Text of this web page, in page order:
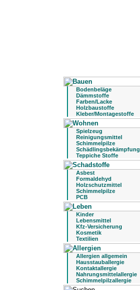
Bodenbeläge
Dämmstoffe
Farben/Lacke
Holzbaustoffe
Kleber/Montagestoffe
Spielzeug
Reinigungsmittel
Schimmelpilze
Schädlingsbekämpfung
Teppiche Stoffe
Asbest
Formaldehyd
Holzschutzmittel
Schimmelpilze
PCB
Kinder
Lebensmittel
Kfz-Versicherung
Kosmetik
Textilien
Allergien allgemein
Hausstauballergie
Kontaktallergie
Nahrungsmittelallergie
Schimmelpilzallergie